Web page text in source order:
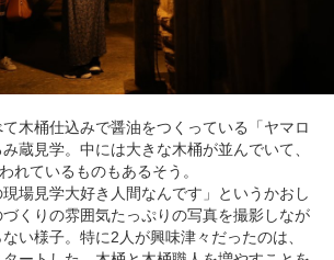
木桶仕込みで醤油をつくっている「ヤマロ
蔵見学。中には大きな木桶が並んでいて、
れているものもあるそう。
現場見学大好き人間なんです」というかおし
くりの雰囲気たっぷりの写真を撮影しなが
い様子。特に2人が興味津々だったのは、